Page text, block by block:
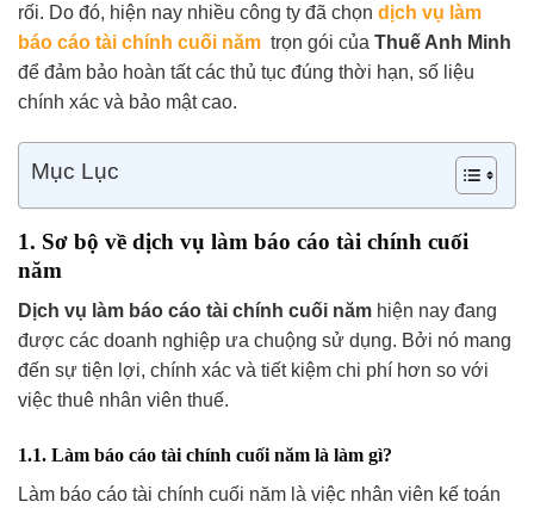
rối. Do đó, hiện nay nhiều công ty đã chọn dịch vụ làm
báo cáo tài chính cuối năm trọn gói của Thuế Anh Minh
để đảm bảo hoàn tất các thủ tục đúng thời hạn, số liệu
chính xác và bảo mật cao.
Mục Lục
1. Sơ bộ về dịch vụ làm báo cáo tài chính cuối
năm
Dịch vụ làm báo cáo tài chính cuối năm hiện nay đang
được các doanh nghiệp ưa chuộng sử dụng. Bởi nó mang
đến sự tiện lợi, chính xác và tiết kiệm chi phí hơn so với
việc thuê nhân viên thuế.
1.1. Làm báo cáo tài chính cuối năm là làm gì?
Làm báo cáo tài chính cuối năm là việc nhân viên kế toán